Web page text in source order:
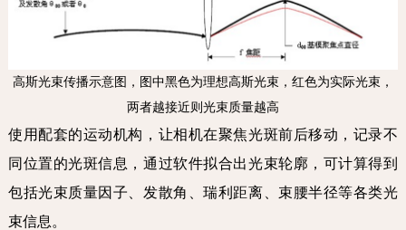
高斯光束传播示意图，图中黑色为理想高斯光束，红色为实际光束，
两者越接近则光束质量越高
使用配套的运动机构，让相机在聚焦光斑前后移动，记录不
同位置的光斑信息，通过软件拟合出光束轮廓，可计算得到
包括光束质量因子、发散角、瑞利距离、束腰半径等各类光
束信息。